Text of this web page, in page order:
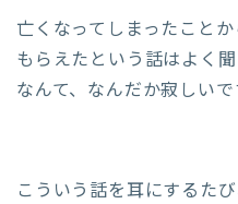
亡くなってしまったこと
もらえたという話はよく
なんて、なんだか寂しいで
こういう話を耳にするた